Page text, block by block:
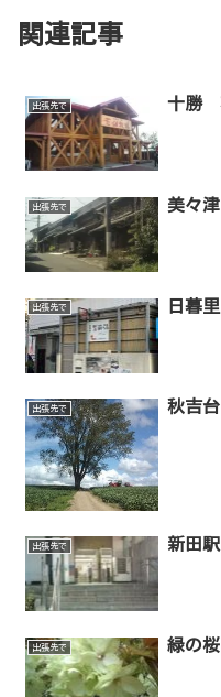
関連記事
出張先で 十勝
出張先で 美々
出張先で 日暮
出張先で 秋吉台
出張先で 新田駅
出張先で 緑の